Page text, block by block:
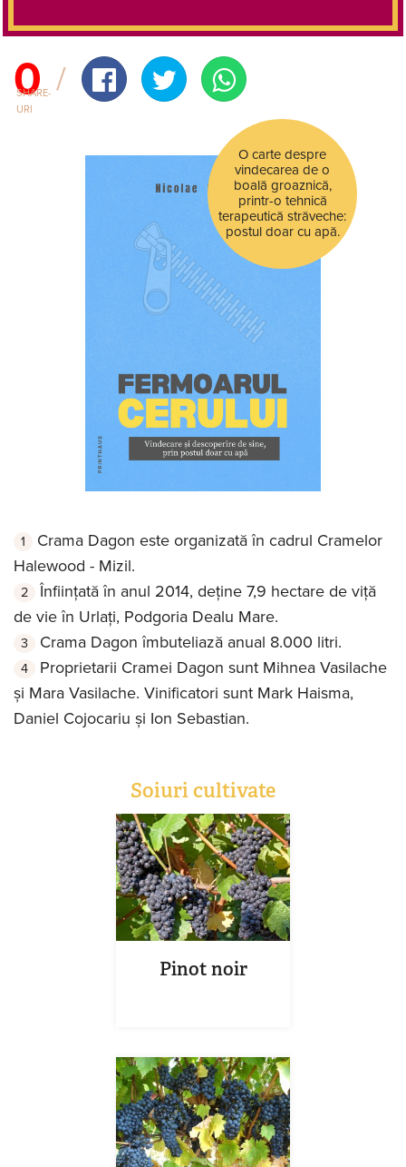
0
SHARE-
URI
O carte despre
vindecarea de o
boală groaznică,
printr-o tehnică
terapeutică străveche:
postul doar cu apă.
Crama Dagon este organizată în cadrul Cramelor
Halewood - Mizil.
Înființată în anul 2014, deține 7,9 hectare de viță
de vie în Urlaţi, Podgoria Dealu Mare.
Crama Dagon îmbuteliază anual 8.000 litri.
Proprietarii Cramei Dagon sunt Mihnea Vasilache
și Mara Vasilache. Vinificatori sunt Mark Haisma,
Daniel Cojocariu și Ion Sebastian.
Soiuri cultivate
Pinot noir